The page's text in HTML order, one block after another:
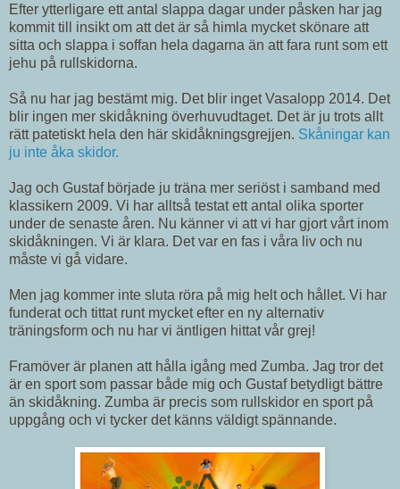
Efter ytterligare ett antal slappa dagar under påsken har jag
kommit till insikt om att det är så himla mycket skönare att
sitta och slappa i soffan hela dagarna än att fara runt som ett
jehu på rullskidorna.
Så nu har jag bestämt mig. Det blir inget Vasalopp 2014. Det
blir ingen mer skidåkning överhuvudtaget. Det är ju trots allt
rätt patetiskt hela den här skidåkningsgrejjen. Skåningar kan
ju inte åka skidor.
Jag och Gustaf började ju träna mer seriöst i samband med
klassikern 2009. Vi har alltså testat ett antal olika sporter
under de senaste åren. Nu känner vi att vi har gjort vårt inom
skidåkningen. Vi är klara. Det var en fas i våra liv och nu
måste vi gå vidare.
Men jag kommer inte sluta röra på mig helt och hållet. Vi har
funderat och tittat runt mycket efter en ny alternativ
träningsform och nu har vi äntligen hittat vår grej!
Framöver är planen att hålla igång med Zumba. Jag tror det
är en sport som passar både mig och Gustaf betydligt bättre
än skidåkning. Zumba är precis som rullskidor en sport på
uppgång och vi tycker det känns väldigt spännande.